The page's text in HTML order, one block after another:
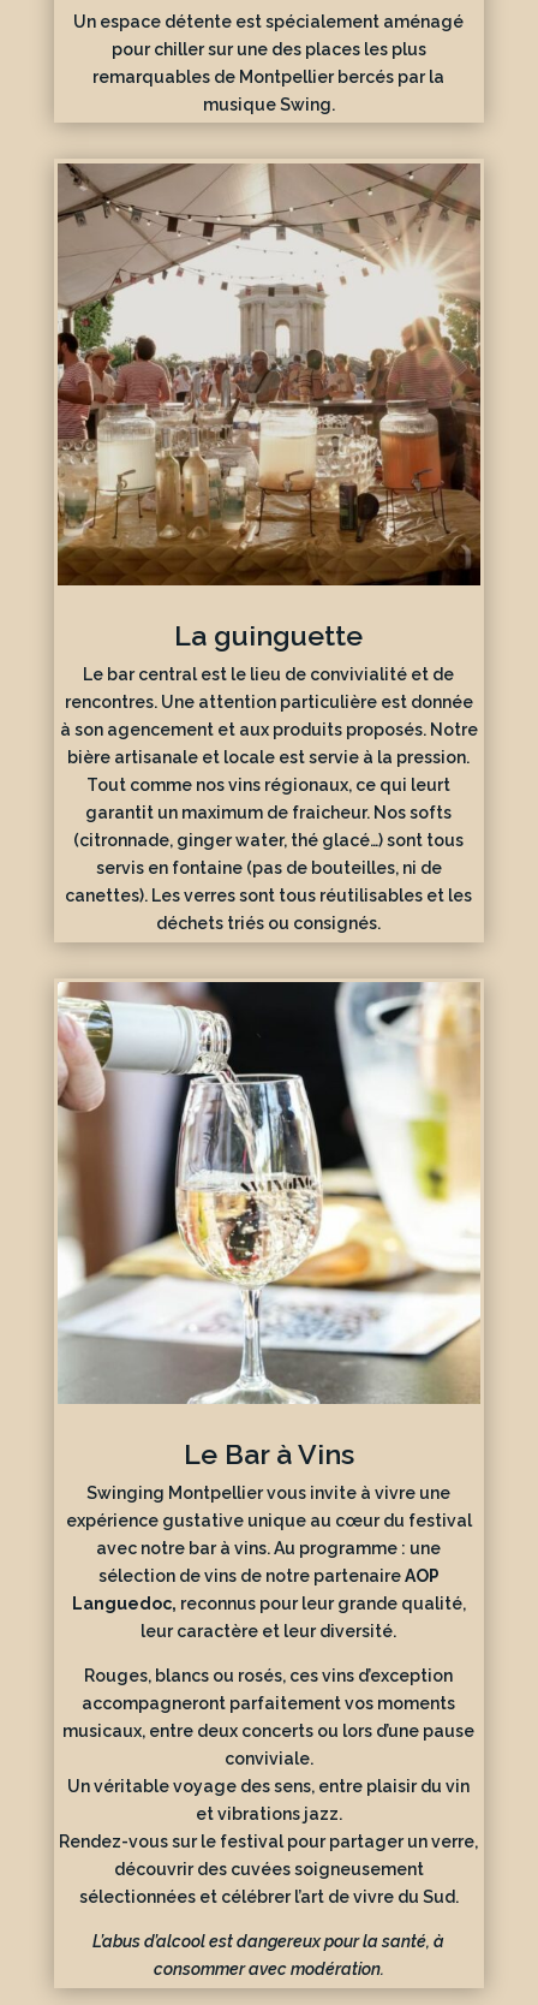
Un espace détente est spécialement aménagé
pour chiller sur une des places les plus
remarquables de Montpellier bercés par la
musique Swing.
La guinguette
Le bar central est le lieu de convivialité et de
rencontres. Une attention particulière est donnée
à son agencement et aux produits proposés. Notre
bière artisanale et locale est servie à la pression.
Tout comme nos vins régionaux, ce qui leurt
garantit un maximum de fraicheur. Nos softs
(citronnade, ginger water, thé glacé…) sont tous
servis en fontaine (pas de bouteilles, ni de
canettes). Les verres sont tous réutilisables et les
déchets triés ou consignés.
Le Bar à Vins
Swinging Montpellier vous invite à vivre une
expérience gustative unique au cœur du festival
avec notre bar à vins. Au programme : une
sélection de vins de notre partenaireAOP
Languedoc, reconnus pour leur grande qualité,
leur caractère et leur diversité.
Rouges, blancs ou rosés, ces vins d’exception
accompagneront parfaitement vos moments
musicaux, entre deux concerts ou lors d’une pause
conviviale.
Un véritable voyage des sens, entre plaisir du vin
et vibrations jazz.
Rendez-vous sur le festival pour partager un verre,
découvrir des cuvées soigneusement
sélectionnées et célébrer l’art de vivre du Sud.
L’abus d’alcool est dangereux pour la santé, à
consommer avec modération.